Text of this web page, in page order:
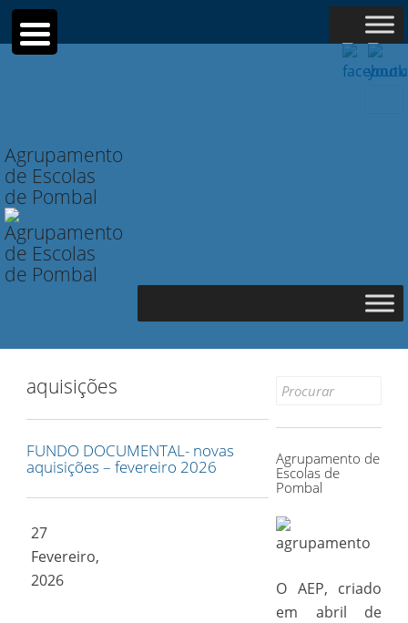
Agrupamento
de Escolas
de Pombal
aquisições
FUNDO DOCUMENTAL- novas
aquisições – fevereiro 2026
27
Fevereiro,
2026
Search
Agrupamento de
Escolas de
Pombal
O AEP, criado
em abril de